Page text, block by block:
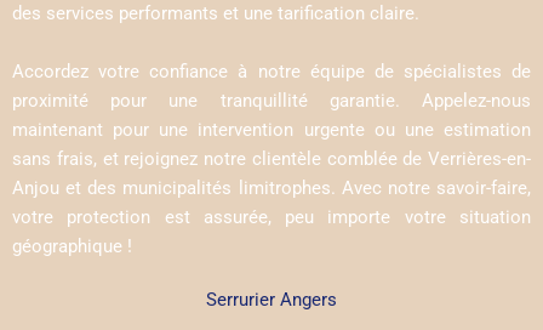
des services performants et une tarification claire.
Accordez votre confiance à notre équipe de spécialistes de
proximité pour une tranquillité garantie. Appelez-nous
maintenant pour une intervention urgente ou une estimation
sans frais, et rejoignez notre clientèle comblée de Verrières-en-
Anjou et des municipalités limitrophes. Avec notre savoir-faire,
votre protection est assurée, peu importe votre situation
géographique !
Serrurier Angers